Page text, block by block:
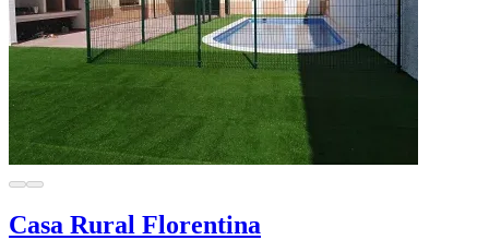
Casa Rural Florentina